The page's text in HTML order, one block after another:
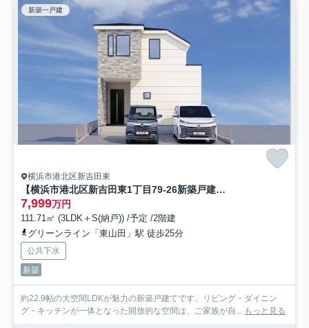
新築一戸建
横浜市港北区新吉田東
【横浜市港北区新吉田東1丁目79-26新築戸建て】★仲介手数料無料★（新吉田小学校・新田中学校）
7,999万円
111.71㎡ (3LDK＋S(納戸)) /予定 /2階建
グリーンライン「東山田」駅 徒歩25分
公共下水
新築
約22.9帖の大空間LDKが魅力の新築戸建てです。リビング・ダイニン
グ・キッチンが一体となった開放的な空間は、ご家族が自... もっと見る